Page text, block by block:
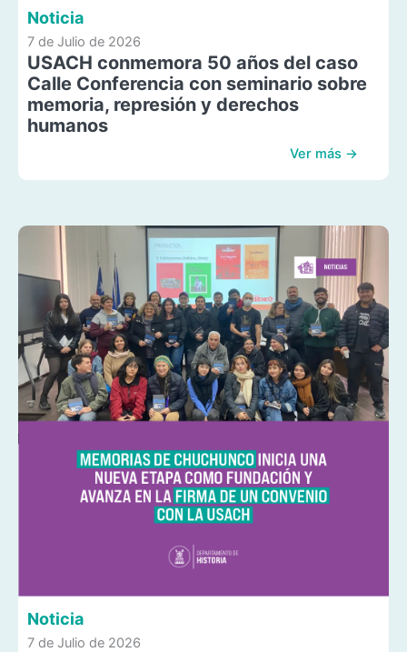
Noticia
7 de Julio de 2026
USACH conmemora 50 años del caso
Calle Conferencia con seminario sobre
memoria, represión y derechos
humanos
Ver más →
Noticia
7 de Julio de 2026